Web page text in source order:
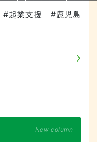
#起業支援 #鹿児島
New column